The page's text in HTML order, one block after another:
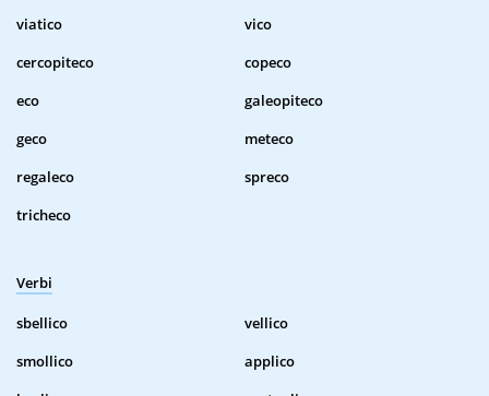
viatico
vico
cercopiteco
copeco
eco
galeopiteco
geco
meteco
regaleco
spreco
tricheco
Verbi
sbellico
vellico
smollico
applico